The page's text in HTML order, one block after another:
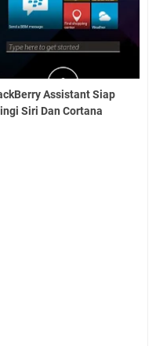
Assistant Siap
Siri Dan Cortana